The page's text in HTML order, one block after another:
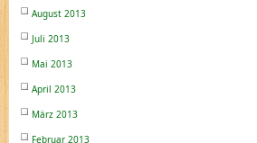
August 2013
Juli 2013
Mai 2013
April 2013
März 2013
Februar 2013